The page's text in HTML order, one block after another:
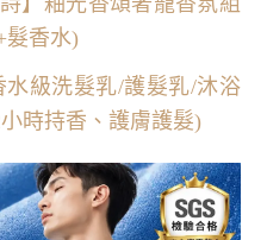
髮香水)
水級洗髮乳/護髮乳/沐浴
時持香、護膚護髮)